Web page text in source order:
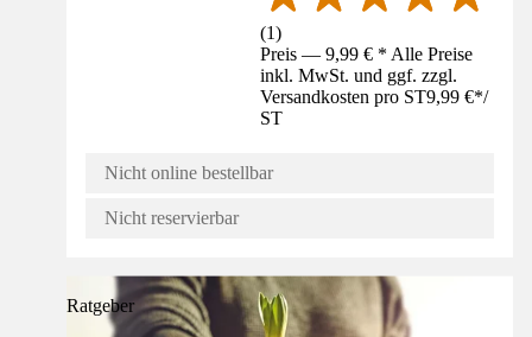
(1)
Preis — 9,99 € * Alle Preise
inkl. MwSt. und ggf. zzgl.
Versandkosten pro ST9,99 €*/
ST
Nicht online bestellbar
Nicht reservierbar
Ratgeber